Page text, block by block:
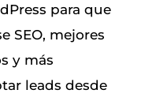
para que
SEO, mejores
y más
leads desde